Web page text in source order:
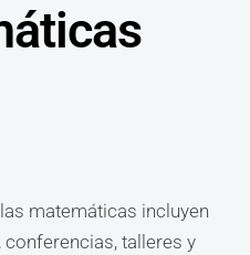
matemáticas incluyen
talleres y